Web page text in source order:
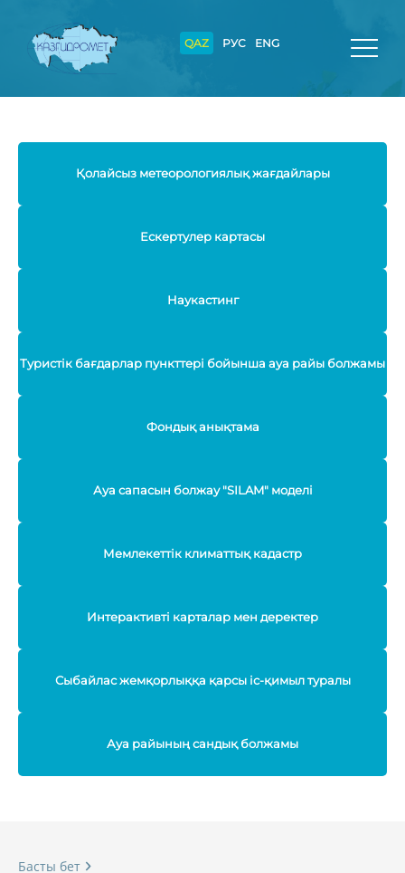
QAZ РУС ENG
Қолайсыз метеорологиялық жағдайлары
Ескертулер картасы
Наукастинг
Туристік бағдарлар пункттері бойынша ауа райы болжамы
Фондық анықтама
Ауа сапасын болжау "SILAM" моделі
Мемлекеттік климаттық кадастр
Интерактивті карталар мен деректер
Сыбайлас жемқорлыққа қарсы іс-қимыл туралы
Ауа райының сандық болжамы
Басты бет